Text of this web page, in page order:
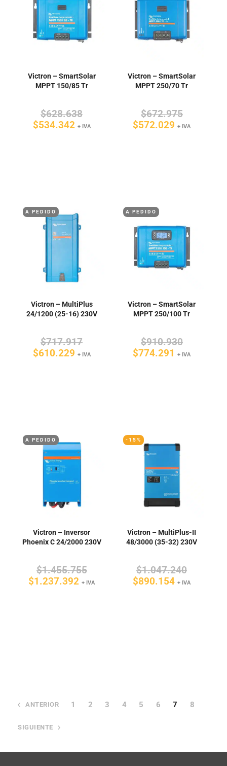
Victron – SmartSolar
MPPT 150/85 Tr
$628.638El
precio
$534.342El+ IVA
Victron – SmartSolar
MPPT 250/70 Tr
$672.975El
precio
$572.029 El
+ IVA
A PEDIDO
Victron – MultiPlus
24/1200 (25-16) 230V
$717.917El
precio
$610.229El+ IVA
A PEDIDO
Victron – SmartSolar
MPPT 250/100 Tr
$910.930El
precio
$774.291 El
+ IVA
A PEDIDO
Victron – Inversor
Phoenix C 24/2000 230V
$1.455.755El
precio
$1.237.392 El
+ IVA
-15%
Victron – MultiPlus-II
48/3000 (35-32) 230V
$1.047.240El
precio
$890.154El+ IVA
ANTERIOR 1 2 3 4 5 6 7 8
SIGUIENTE